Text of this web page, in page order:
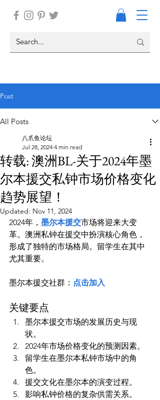
Post
All Posts
转载: 澳洲BL-关于2024年墨
尔本援交私钟市场价格变化
趋势展望！
八爪鱼论坛
Jul 28, 2024 4 min read
Updated: Nov 11, 2024
2024年， 墨尔本援交市场将迎来大变
革。澳洲私钟在援交中扮演核心角色，
形成了独特的市场格局。留学生在其中
尤其重要。
墨尔本援交社群： 点击加入
关键要点
墨尔本援交市场的发展历史与现
状。
2024年市场价格变化的预测因素。
留学生在墨尔本私钟市场中的角
色。
援交文化在墨尔本的演变过程。
影响私钟价格的复杂供需关系。